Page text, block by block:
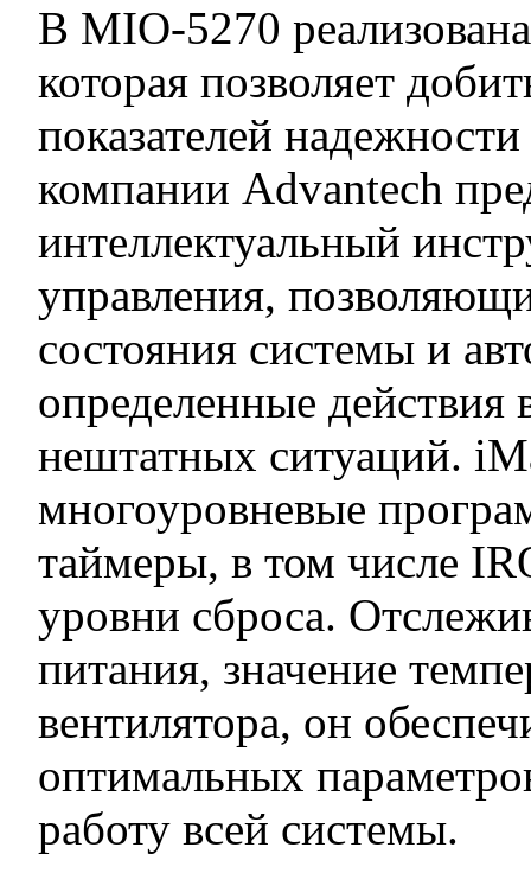
В MIO-5270
которая позволяет
показателей
компании Advantech
интеллектуальный
управления,
состояния системы и
определенные действия
нештатных ситуаций.
многоуровневые
таймеры, в том числе
уровни сброса.
питания, значение
вентилятора, он
оптимальных
работу всей системы.